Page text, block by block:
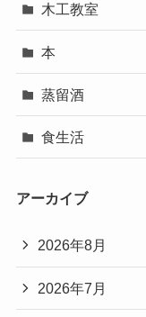
木工教室
本
蒸留酒
食生活
アーカイブ
2026年8月
2026年7月